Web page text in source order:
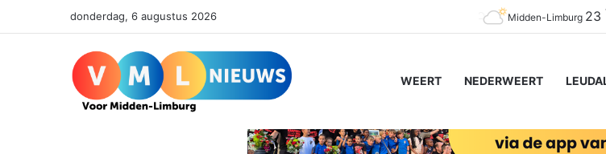
donderdag, 6 augustus 2026 Midden-Limburg 23
WEERT NEDERWEERT